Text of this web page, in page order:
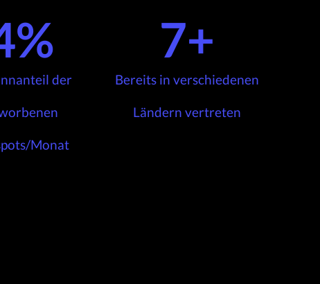
%
der
Monat​
7+
Bereits in verschiedenen
Ländern vertreten